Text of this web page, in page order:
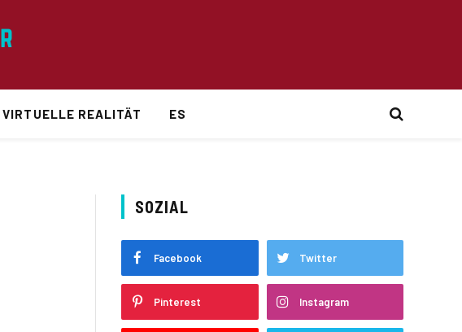
VIRTUELLE REALITÄT ES
SOZIAL
Facebook Twitter
Pinterest Instagram